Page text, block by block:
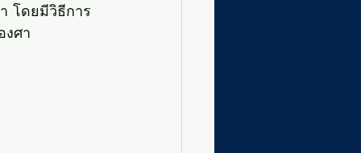
โดยมีวิธีการ
ศา